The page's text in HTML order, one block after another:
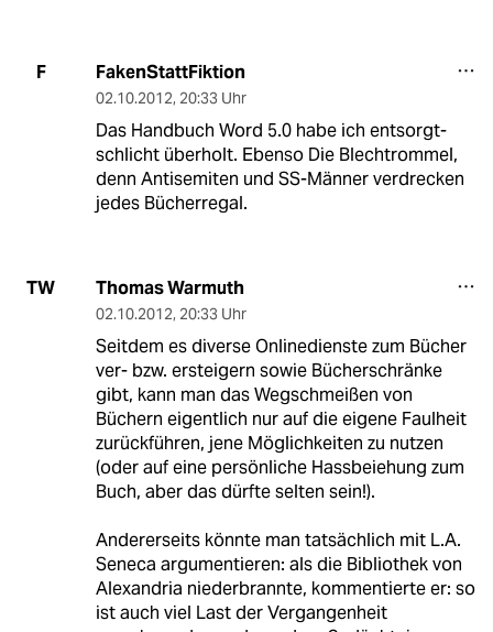
F FakenStattFiktion
02.10.2012, 20:33 Uhr
Das Handbuch Word 5.0 habe ich entsorgt-
schlicht überholt. Ebenso Die Blechtrommel,
denn Antisemiten und SS-Männer verdrecken
jedes Bücherregal.
TW Thomas Warmuth
02.10.2012, 20:33 Uhr
Seitdem es diverse Onlinedienste zum Bücher
ver- bzw. ersteigern sowie Bücherschränke
gibt, kann man das Wegschmeißen von
Büchern eigentlich nur auf die eigene Faulheit
zurückführen, jene Möglichkeiten zu nutzen
(oder auf eine persönliche Hassbeiehung zum
Buch, aber das dürfte selten sein!).
Andererseits könnte man tatsächlich mit L.A.
Seneca argumentieren: als die Bibliothek von
Alexandria niederbrannte, kommentierte er: so
ist auch viel Last der Vergangenheit